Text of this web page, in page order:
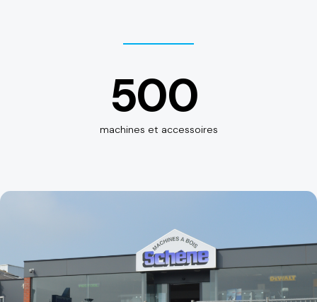
500
machines et accessoires